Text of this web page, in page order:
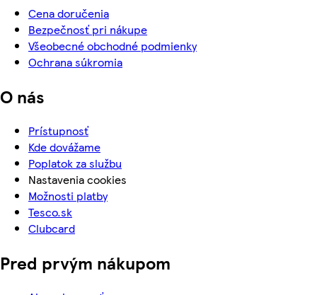
Cena doručenia
Bezpečnosť pri nákupe
Všeobecné obchodné podmienky
Ochrana súkromia
O nás
Prístupnosť
Kde dovážame
Poplatok za službu
Nastavenia cookies
Možnosti platby
Tesco.sk
Clubcard
Pred prvým nákupom